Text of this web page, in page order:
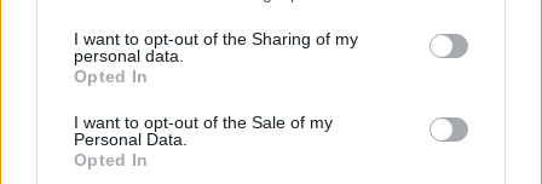
I want to opt-out of the Sharing of my
personal data.
Opted In
I want to opt-out of the Sale of my
Personal Data.
Opted In
mia - 24.03.2015 - 00:46
Ønsker at min kjære venninne Nadia skal vinne! Hun er ei
helt fantastisk venninne og alene mamma til sin nydelige
datter på 7år! Hun stiller alltid opp, uansett, hun jobber
og står virkelig på for datteren sin, hun fortjener virkelig